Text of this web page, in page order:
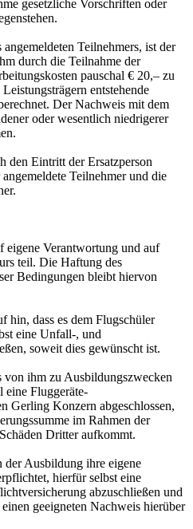
gesetzliche Vorschriften oder
Teilnehmers, ist der
durch die Teilnahme der
pauschal € 20,– zu
entstehende
Der Nachweis mit dem
oder wesentlich niedrigerer
den Eintritt der Ersatzperson
Teilnehmer und die
eigene Verantwortung und auf
teil. Die Haftung des
Bedingungen bleibt hiervon
hin, dass es dem Flugschüler
eine Unfall-, und
soweit dies gewünscht ist.
von ihm zu Ausbildungszwecken
eine Fluggeräte-
Gerling Konzern abgeschlossen,
im Rahmen der
Dritter aufkommt.
der Ausbildung ihre eigene
hierfür selbst eine
abzuschließen und
geeigneten Nachweis hierüber